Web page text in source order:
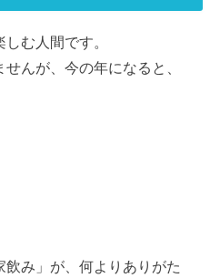
む人間です。
んが、今の年になると、
み」が、何よりありがた